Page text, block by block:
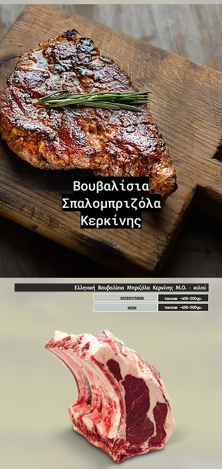
Βουβαλίσια
Σπαλομπριζόλα
Κερκίνης